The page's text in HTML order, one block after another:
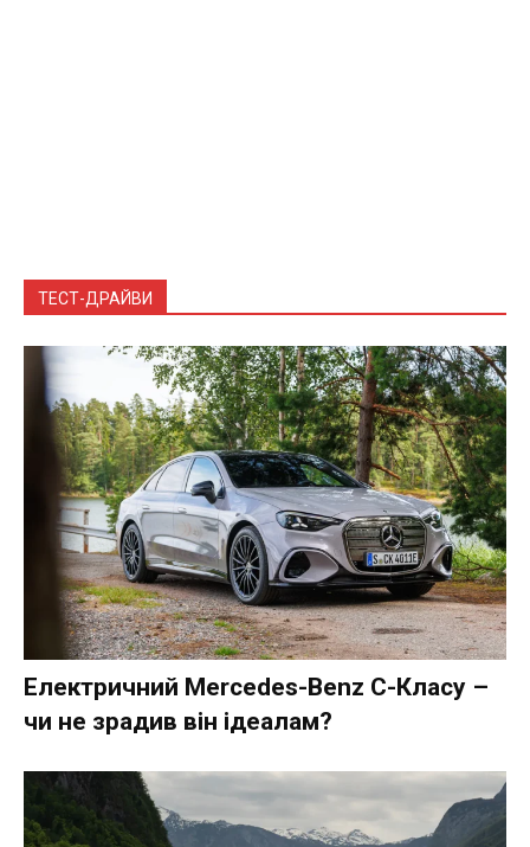
ТЕСТ-ДРАЙВИ
Електричний Mercedes-Benz C-Класу –
чи не зрадив він ідеалам?